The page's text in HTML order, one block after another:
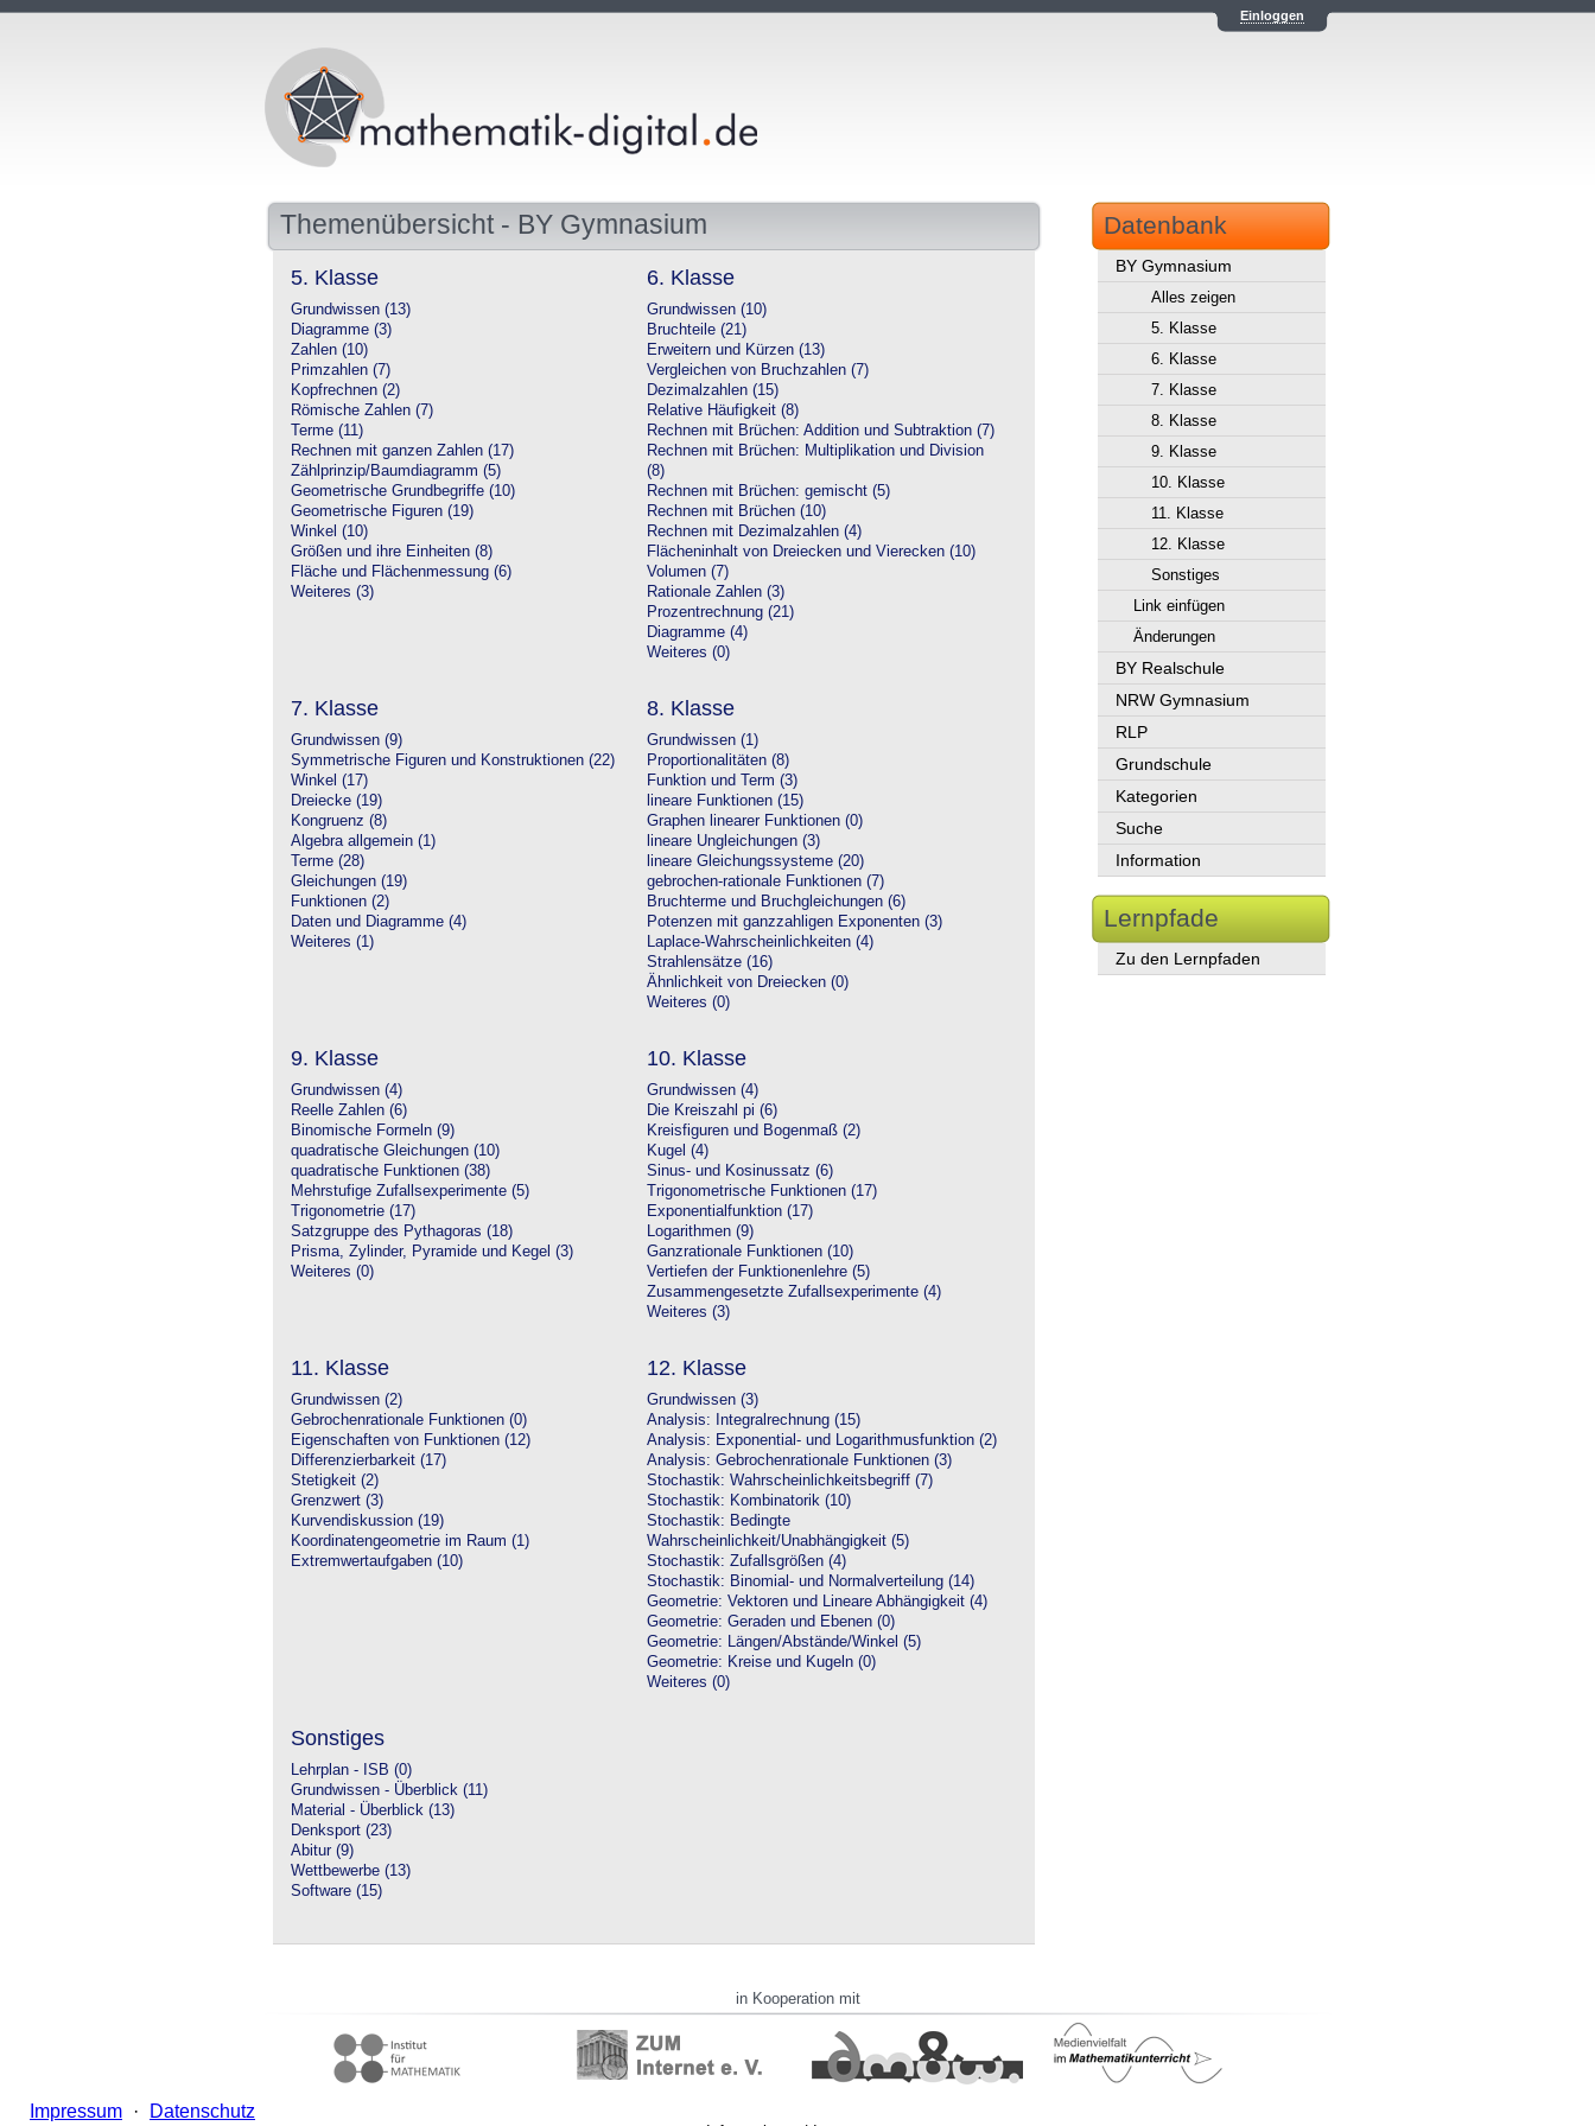
Einloggen
Themenübersicht - BY Gymnasium
5. Klasse
Grundwissen (13)
Diagramme (3)
Zahlen (10)
Primzahlen (7)
Kopfrechnen (2)
Römische Zahlen (7)
Terme (11)
Rechnen mit ganzen Zahlen (17)
Zählprinzip/Baumdiagramm (5)
Geometrische Grundbegriffe (10)
Geometrische Figuren (19)
Winkel (10)
Größen und ihre Einheiten (8)
Fläche und Flächenmessung (6)
Weiteres (3)
6. Klasse
Grundwissen (10)
Bruchteile (21)
Erweitern und Kürzen (13)
Vergleichen von Bruchzahlen (7)
Dezimalzahlen (15)
Relative Häufigkeit (8)
Rechnen mit Brüchen: Addition und Subtraktion (7)
Rechnen mit Brüchen: Multiplikation und Division
(8)
Rechnen mit Brüchen: gemischt (5)
Rechnen mit Brüchen (10)
Rechnen mit Dezimalzahlen (4)
Flächeninhalt von Dreiecken und Vierecken (10)
Volumen (7)
Rationale Zahlen (3)
Prozentrechnung (21)
Diagramme (4)
Weiteres (0)
7. Klasse
Grundwissen (9)
Symmetrische Figuren und Konstruktionen (22)
Winkel (17)
Dreiecke (19)
Kongruenz (8)
Algebra allgemein (1)
Terme (28)
Gleichungen (19)
Funktionen (2)
Daten und Diagramme (4)
Weiteres (1)
8. Klasse
Grundwissen (1)
Proportionalitäten (8)
Funktion und Term (3)
lineare Funktionen (15)
Graphen linearer Funktionen (0)
lineare Ungleichungen (3)
lineare Gleichungssysteme (20)
gebrochen-rationale Funktionen (7)
Bruchterme und Bruchgleichungen (6)
Potenzen mit ganzzahligen Exponenten (3)
Laplace-Wahrscheinlichkeiten (4)
Strahlensätze (16)
Ähnlichkeit von Dreiecken (0)
Weiteres (0)
9. Klasse
Grundwissen (4)
Reelle Zahlen (6)
Binomische Formeln (9)
quadratische Gleichungen (10)
quadratische Funktionen (38)
Mehrstufige Zufallsexperimente (5)
Trigonometrie (17)
Satzgruppe des Pythagoras (18)
Prisma, Zylinder, Pyramide und Kegel (3)
Weiteres (0)
10. Klasse
Grundwissen (4)
Die Kreiszahl pi (6)
Kreisfiguren und Bogenmaß (2)
Kugel (4)
Sinus- und Kosinussatz (6)
Trigonometrische Funktionen (17)
Exponentialfunktion (17)
Logarithmen (9)
Ganzrationale Funktionen (10)
Vertiefen der Funktionenlehre (5)
Zusammengesetzte Zufallsexperimente (4)
Weiteres (3)
11. Klasse
Grundwissen (2)
Gebrochenrationale Funktionen (0)
Eigenschaften von Funktionen (12)
Differenzierbarkeit (17)
Stetigkeit (2)
Grenzwert (3)
Kurvendiskussion (19)
Koordinatengeometrie im Raum (1)
Extremwertaufgaben (10)
12. Klasse
Grundwissen (3)
Analysis: Integralrechnung (15)
Analysis: Exponential- und Logarithmusfunktion (2)
Analysis: Gebrochenrationale Funktionen (3)
Stochastik: Wahrscheinlichkeitsbegriff (7)
Stochastik: Kombinatorik (10)
Stochastik: Bedingte
Wahrscheinlichkeit/Unabhängigkeit (5)
Stochastik: Zufallsgrößen (4)
Stochastik: Binomial- und Normalverteilung (14)
Geometrie: Vektoren und Lineare Abhängigkeit (4)
Geometrie: Geraden und Ebenen (0)
Geometrie: Längen/Abstände/Winkel (5)
Geometrie: Kreise und Kugeln (0)
Weiteres (0)
Sonstiges
Lehrplan - ISB (0)
Grundwissen - Überblick (11)
Material - Überblick (13)
Denksport (23)
Abitur (9)
Wettbewerbe (13)
Software (15)
Datenbank
BY Gymnasium
Alles zeigen
5. Klasse
6. Klasse
7. Klasse
8. Klasse
9. Klasse
10. Klasse
11. Klasse
12. Klasse
Sonstiges
Link einfügen
Änderungen
BY Realschule
NRW Gymnasium
RLP
Grundschule
Kategorien
Suche
Information
Lernpfade
Zu den Lernpfaden
in Kooperation mit
Impressum · Datenschutz